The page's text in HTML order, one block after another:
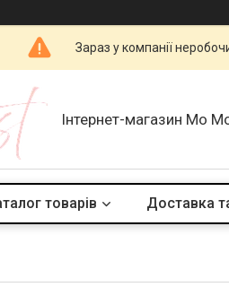
Зараз у компанії
Інтернет-магазин Mo
товарів Доставка